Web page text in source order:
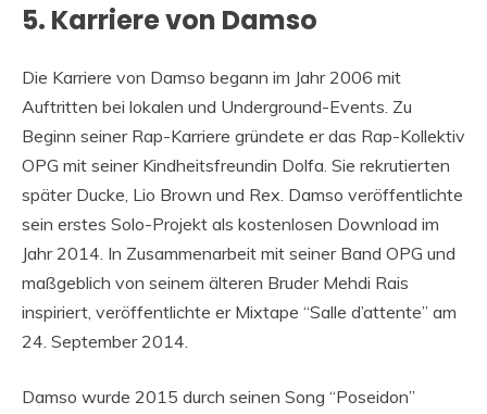
5. Karriere von Damso
Die Karriere von Damso begann im Jahr 2006 mit
Auftritten bei lokalen und Underground-Events. Zu
Beginn seiner Rap-Karriere gründete er das Rap-Kollektiv
OPG mit seiner Kindheitsfreundin Dolfa. Sie rekrutierten
später Ducke, Lio Brown und Rex. Damso veröffentlichte
sein erstes Solo-Projekt als kostenlosen Download im
Jahr 2014. In Zusammenarbeit mit seiner Band OPG und
maßgeblich von seinem älteren Bruder Mehdi Rais
inspiriert, veröffentlichte er Mixtape “Salle d’attente” am
24. September 2014.
Damso wurde 2015 durch seinen Song “Poseidon”